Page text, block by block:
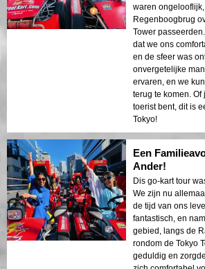
waren
Regenboogbrug
Tower
dat we ons
en de sfeer was
onvergetelijke
ervaren, en we
terug te komen.
toerist bent, dit is
Tokyo!
Een
Ander!
Dis go-kart tour
We zijn nu
de tijd van ons
fantastisch, en
gebied, langs de
rondom de Tokyo
geduldig en